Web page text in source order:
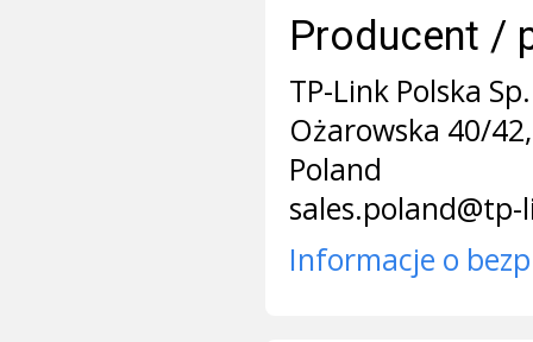
Producent /
TP-Link Polska
Ożarowska 40/
Poland
Informacje o